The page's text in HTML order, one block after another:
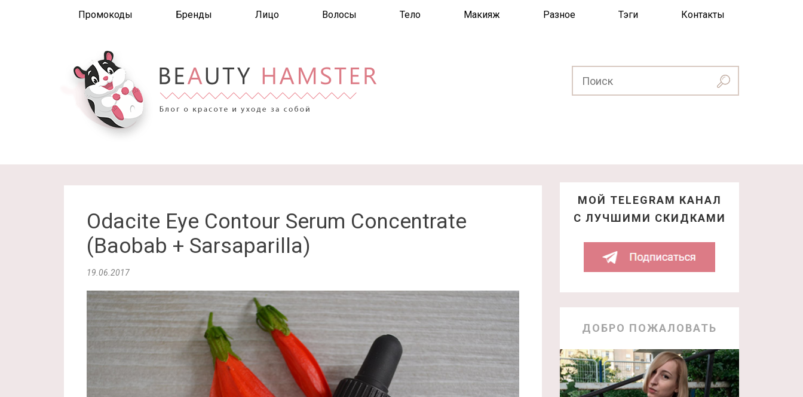
Промокоды Бренды Лицо Волосы Тело Макияж Разное Тэги Контакты
Odacite Eye Contour Serum Concentrate
(Baobab + Sarsaparilla)
19.06.2017
МОЙ TELEGRAM КАНАЛ
С ЛУЧШИМИ СКИДКАМИ
ДОБРО ПОЖАЛОВАТЬ